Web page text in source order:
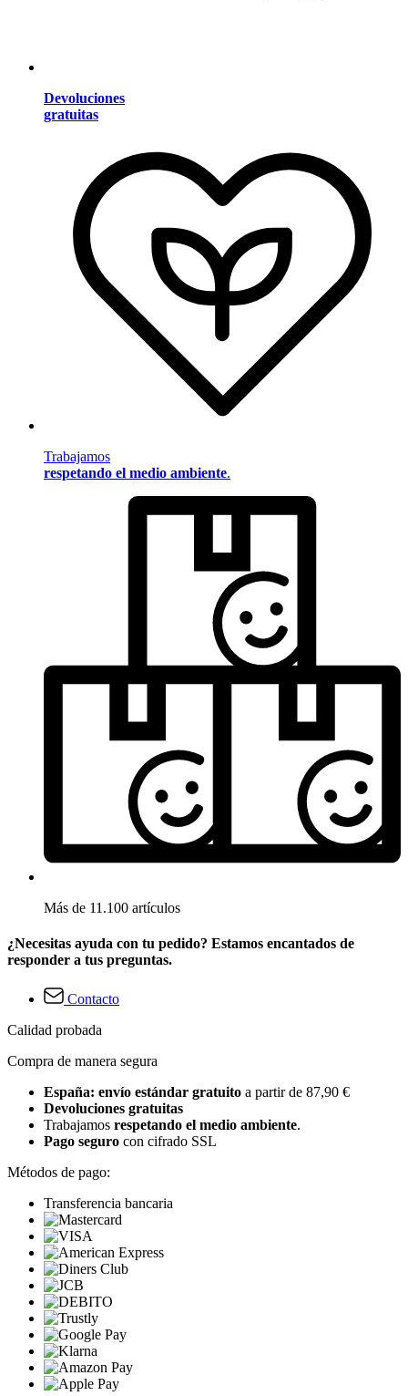
Devoluciones
gratuitas
Trabajamos
respetando el medio ambiente.
Más de 11.100 artículos
¿Necesitas ayuda con tu pedido? Estamos encantados de
responder a tus preguntas.
Contacto
Calidad probada
Compra de manera segura
España: envío estándar gratuito a partir de 87,90 €
Devoluciones gratuitas
Trabajamos respetando el medio ambiente.
Pago seguro con cifrado SSL
Métodos de pago:
Transferencia bancaria